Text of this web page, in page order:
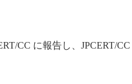
CC に報告し、JPCERT/